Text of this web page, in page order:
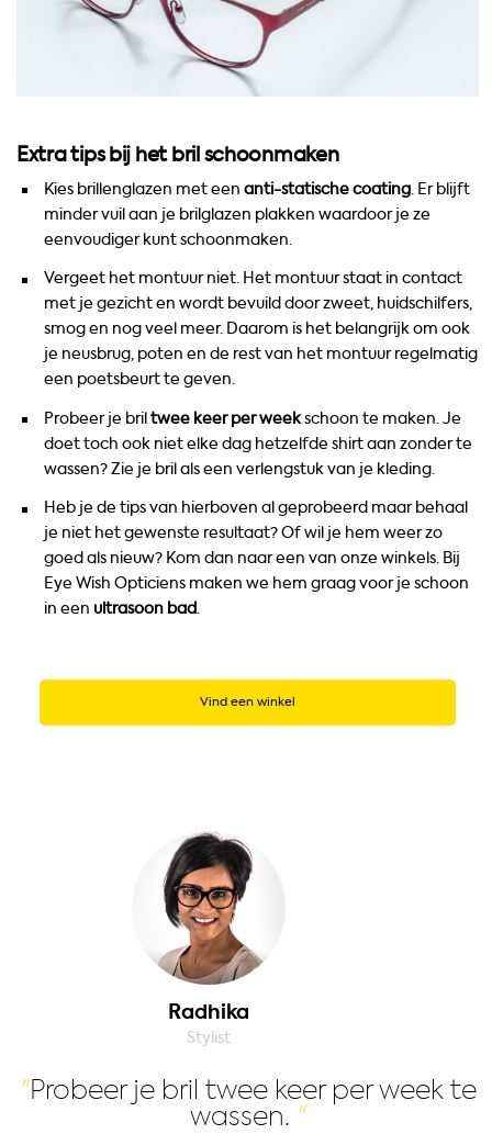
Extra tips bij het bril schoonmaken
Kies brillenglazen met een anti-statische coating. Er blijft
minder vuil aan je brilglazen plakken waardoor je ze
eenvoudiger kunt schoonmaken.
Vergeet het montuur niet. Het montuur staat in contact
met je gezicht en wordt bevuild door zweet, huidschilfers,
smog en nog veel meer. Daarom is het belangrijk om ook
je neusbrug, poten en de rest van het montuur regelmatig
een poetsbeurt te geven.
Probeer je briltwee keer per weekschoon te maken. Je
doet toch ook niet elke dag hetzelfde shirt aan zonder te
wassen? Zie je bril als een verlengstuk van je kleding.
Heb je de tips van hierboven al geprobeerd maar behaal
je niet het gewenste resultaat? Of wil je hem weer zo
goed als nieuw? Kom dan naar een van onze winkels. Bij
Eye Wish Opticiens maken we hem graag voor je schoon
in een ultrasoon bad.
Vind een winkel
Radhika
Stylist
Probeer je bril twee keer per week te
wassen.